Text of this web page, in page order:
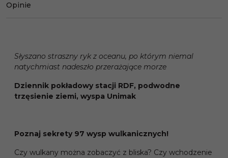
Opinie
Słyszano straszny ryk z oceanu, po którym niemal
natychmiast nadeszło przerażające morze
Dziennik pokładowy stacji RDF, podwodne
trzęsienie ziemi, wyspa Unimak
Poznaj sekrety 97 wysp wulkanicznych!
Czy wulkany można zobaczyć z bliska? Czy wchodzenie